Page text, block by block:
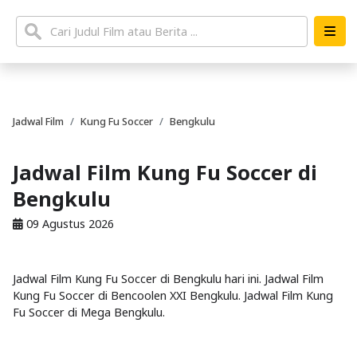
Jadwal Film Kung Fu Soccer Bengkulu
Jadwal Film Kung Fu Soccer di
Bengkulu
09 Agustus 2026
Jadwal Film Kung Fu Soccer di Bengkulu hari ini. Jadwal Film
Kung Fu Soccer di Bencoolen XXI Bengkulu. Jadwal Film Kung
Fu Soccer di Mega Bengkulu.